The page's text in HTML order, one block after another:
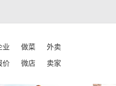
业 做菜 外卖
价 微店 卖家